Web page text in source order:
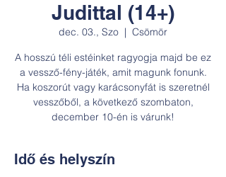
Judittal (14+)
dec. 03., Szo
  |
Csömör
A hosszú téli estéinket ragyogja majd be ez
a vessző-fény-játék, amit magunk fonunk.
Ha koszorút vagy karácsonyfát is szeretnél
vesszőből, a következő szombaton,
december 10-én is várunk!
Idő és helyszín